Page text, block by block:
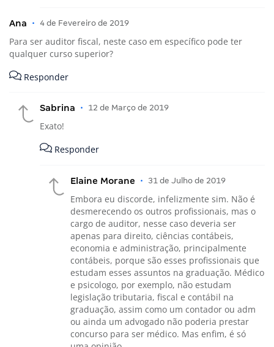
Ana • 4 de Fevereiro de 2019
Para ser auditor fiscal, neste caso em específico pode ter
qualquer curso superior?
Responder
Sabrina • 12 de Março de 2019
Exato!
Responder
Elaine Morane • 31 de Julho de 2019
Embora eu discorde, infelizmente sim. Não é
desmerecendo os outros profissionais, mas o
cargo de auditor, nesse caso deveria ser
apenas para direito, ciências contábeis,
economia e administração, principalmente
contábeis, porque são esses profissionais que
estudam esses assuntos na graduação. Médico
e psicologo, por exemplo, não estudam
legislação tributaria, fiscal e contábil na
graduação, assim como um contador ou adm
ou ainda um advogado não poderia prestar
concurso para ser médico. Mas enfim, é só